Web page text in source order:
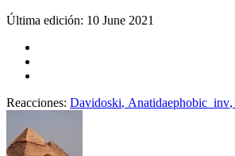
Última edición: 10 June 2021
Reacciones: Davidoski, Anatidaephobic_inv,